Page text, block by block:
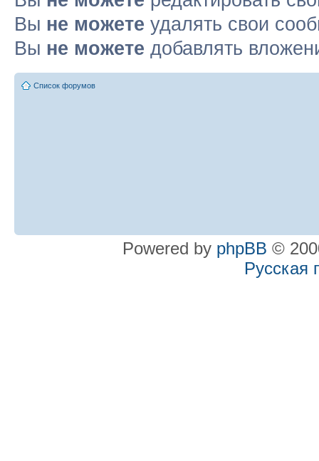
Вы не можете удалять свои
Вы не можете добавлять
Список форумов
Powered by phpBB ©
Русская